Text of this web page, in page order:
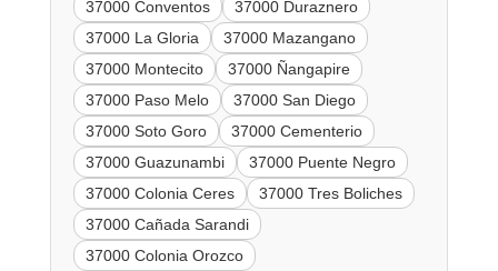
37000 Conventos
37000 Duraznero
37000 La Gloria
37000 Mazangano
37000 Montecito
37000 Ñangapire
37000 Paso Melo
37000 San Diego
37000 Soto Goro
37000 Cementerio
37000 Guazunambi
37000 Puente Negro
37000 Colonia Ceres
37000 Tres Boliches
37000 Cañada Sarandi
37000 Colonia Orozco